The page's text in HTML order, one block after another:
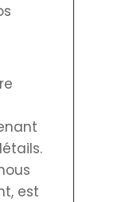
est